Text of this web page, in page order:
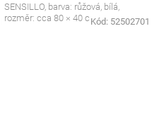
SENSILLO, barva: růžová, bílá,
rozměr: cca 80 × 40 cmKód: 52502701